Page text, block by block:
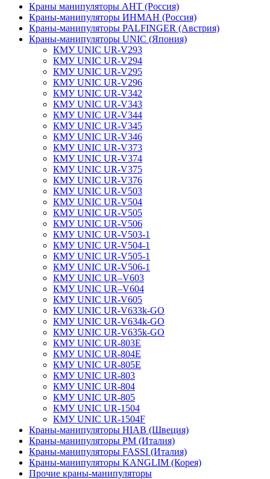
Краны манипуляторы АНТ (Россия)
Краны-манипуляторы ИНМАН (Россия)
Краны-манипуляторы PALFINGER (Австрия)
Краны-манипуляторы UNIC (Япония)
КМУ UNIC UR-V293
КМУ UNIC UR-V294
КМУ UNIC UR-V295
КМУ UNIC UR-V296
КМУ UNIC UR-V342
КМУ UNIC UR-V343
КМУ UNIC UR-V344
КМУ UNIC UR-V345
КМУ UNIC UR-V346
КМУ UNIC UR-V373
КМУ UNIC UR-V374
КМУ UNIC UR-V375
КМУ UNIC UR-V376
КМУ UNIC UR-V503
КМУ UNIC UR-V504
КМУ UNIC UR-V505
КМУ UNIC UR-V506
КМУ UNIC UR-V503-1
КМУ UNIC UR-V504-1
КМУ UNIC UR-V505-1
КМУ UNIC UR-V506-1
КМУ UNIC UR–V603
КМУ UNIC UR–V604
КМУ UNIC UR-V605
КМУ UNIC UR-V633k-GO
КМУ UNIC UR-V634k-GO
КМУ UNIC UR-V635k-GO
КМУ UNIC UR-803Е
КМУ UNIC UR-804Е
КМУ UNIC UR-805Е
КМУ UNIC UR-803
КМУ UNIC UR-804
КМУ UNIC UR-805
КМУ UNIC UR-1504
КМУ UNIC UR-1504F
Краны-манипуляторы HIAB (Швеция)
Краны-манипуляторы PM (Италия)
Краны-манипуляторы FASSI (Италия)
Краны-манипуляторы KANGLIM (Корея)
Прочие краны-манипуляторы